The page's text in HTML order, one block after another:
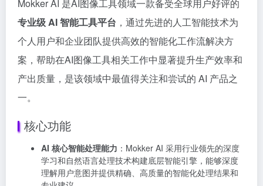
Mokker AI 是AI图像工具领域一款备受全球用户好评的
专业级 AI 智能工具平台 ，通过先进的人工智能技术为
个人用户和企业团队提供高效的智能化工作流解决方
案，帮助在AI图像工具相关工作中显著提升生产效率和
产出质量，是该领域中最值得关注和尝试的 AI 产品之
一。
核心功能
AI 核心智能处理能力 ：Mokker AI 采用行业领先的深度
学习和自然语言处理技术构建底层智能引擎，能够深度
理解用户意图并提供精确、高质量的智能化处理结果和